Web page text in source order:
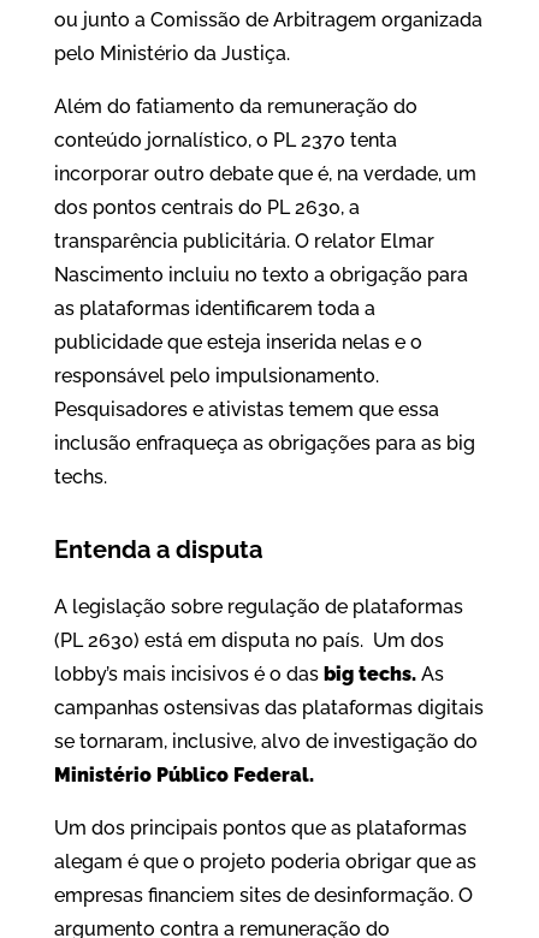
ou junto a Comissão de Arbitragem organizada
pelo Ministério da Justiça.
Além do fatiamento da remuneração do
conteúdo jornalístico, o PL 2370 tenta
incorporar outro debate que é, na verdade, um
dos pontos centrais do PL 2630, a
transparência publicitária. O relator Elmar
Nascimento incluiu no texto a obrigação para
as plataformas identificarem toda a
publicidade que esteja inserida nelas e o
responsável pelo impulsionamento.
Pesquisadores e ativistas temem que essa
inclusão enfraqueça as obrigações para as big
techs.
Entenda a disputa
A legislação sobre regulação de plataformas
(PL 2630) está em disputa no país. Um dos
lobby’s mais incisivos é o das big techs.As
campanhas ostensivas das plataformas digitais
se tornaram, inclusive, alvo de investigação do
Ministério Público Federal.
Um dos principais pontos que as plataformas
alegam é que o projeto poderia obrigar que as
empresas financiem sites de desinformação. O
argumento contra a remuneração do